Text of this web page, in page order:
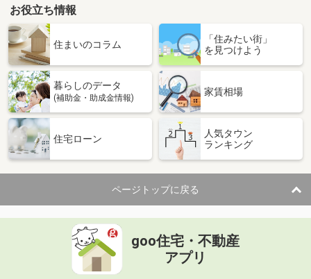
お役立ち情報
住まいのコラム
「住みたい街」
を見つけよう
暮らしのデータ
(補助金・助成金情報)
家賃相場
住宅ローン
人気タウン
ランキング
ページトップに戻る
goo住宅・不動産
アプリ